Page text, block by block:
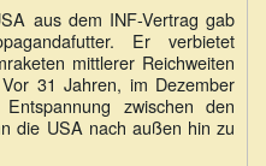
aus dem INF-Vertrag gab
Er verbietet
mittlerer Reichweiten
31 Jahren, im Dezember
zwischen den
die USA nach außen hin zu